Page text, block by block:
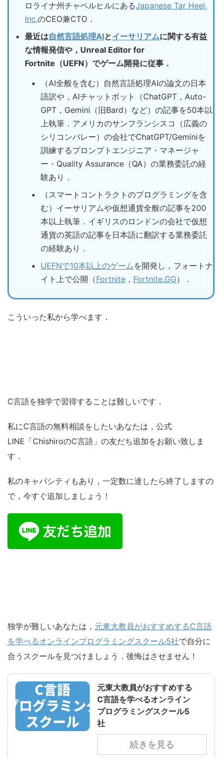
ロライナ州チャペルヒルにあるJapanese Tar Heel,
Inc.のCEO兼CTO．
最近は自然言語処理AIとイーサリアムに関する有益
な情報発信や，Unreal Editor for
Fortnite（UEFN）でゲーム開発に従事．
（AI全般を含む）自然言語処理AIの論文の日本
語訳や，AIチャットボット（ChatGPT，Auto-
GPT，Gemini（旧Bard）など）の記事を50本以
上執筆．アメリカのサンフランシスコ（広義の
シリコンバレー）の会社でChatGPT/Geminiを
訓練するプロンプトエンジニア・マネージャ
ー・Quality Assurance（QA）の業務委託の経
験あり．
（スマートコントラクトのプログラミングを含
む）イーサリアムや仮想通貨全般の記事を200
本以上執筆．イギリスのロンドンの会社で仮想
通貨の英語の記事を日本語に翻訳する業務委託
の経験あり．
UEFNで10本以上のゲームを開発し，フォートナ
イト上で公開（Fortnite ， Fortnite.GG）．
こういった私から学べます．
C言語を独学で習得することは難しいです．
私にC言語の無料相談をしたいあなたは，公式
LINE「ChishiroのC言語」の友だち追加をお願い致しま
す．
私のキャパシティもあり，一定数に達したら終了しますの
で，今すぐ追加しましょう！
独学が難しいあなたは， 元東大教員がおすすめするC言語
を学べるオンラインプログラミングスクール5社で自分に
合うスクールを見つけましょう．後悔はさせません！
元東大教員がおすすめする
C言語を学べるオンライン
プログラミングスクール5
社
続きを見る